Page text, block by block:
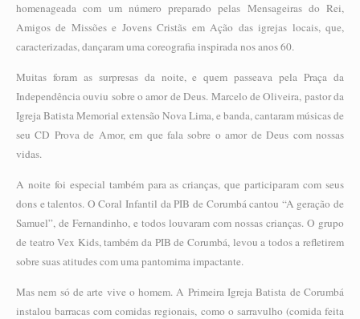
homenageada com um número preparado pelas Mensageiras do Rei,
Amigos de Missões e Jovens Cristãs em Ação das igrejas locais, que,
caracterizadas, dançaram uma coreografia inspirada nos anos 60.
Muitas foram as surpresas da noite, e quem passeava pela Praça da
Independência ouviu sobre o amor de Deus. Marcelo de Oliveira, pastor da
Igreja Batista Memorial extensão Nova Lima, e banda, cantaram músicas de
seu CD Prova de Amor, em que fala sobre o amor de Deus com nossas
vidas.
A noite foi especial também para as crianças, que participaram com seus
dons e talentos. O Coral Infantil da PIB de Corumbá cantou “A geração de
Samuel”, de Fernandinho, e todos louvaram com nossas crianças. O grupo
de teatro Vex Kids, também da PIB de Corumbá, levou a todos a refletirem
sobre suas atitudes com uma pantomima impactante.
Mas nem só de arte vive o homem. A Primeira Igreja Batista de Corumbá
instalou barracas com comidas regionais, como o sarravulho (comida feita